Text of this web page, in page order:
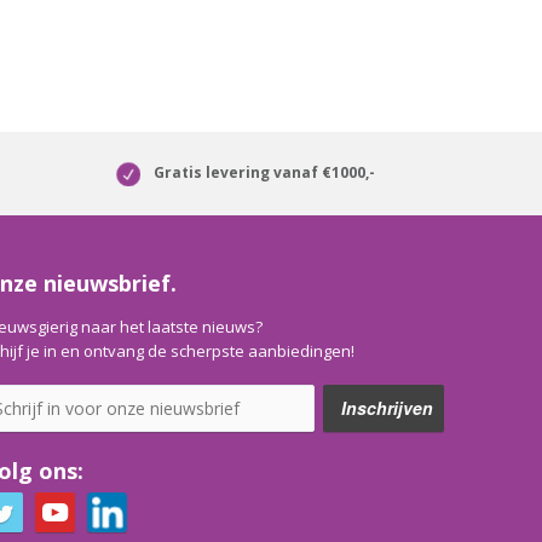
Gratis levering vanaf €1000,-
nieuwsbrief.
naar het laatste nieuws?
je in en ontvang de scherpste aanbiedingen!
ons: